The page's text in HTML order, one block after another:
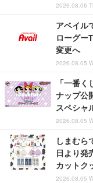
2026.08.06
アベイル
ローグー
変更へ
2026.08.05
「一番
ナップ公
スペシャ
2026.08.05
しまむら
日より発
カットク
2026.08.05